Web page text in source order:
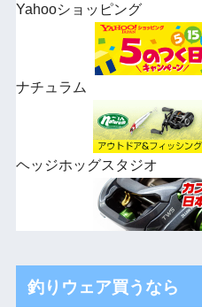
Yahooショッピング
ナチュラム
ヘッジホッグスタジオ
釣りウェア買うなら